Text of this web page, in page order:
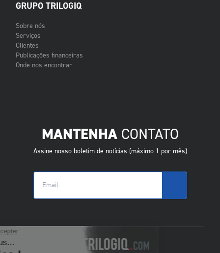
GRUPO TRILOGIQ
Sobre nós
Serviços
Clientes
Publicações financeiras
Onde nos encontrar
MANTENHACONTATO
Assine nosso boletim de notícias (máximo 1 por mês)